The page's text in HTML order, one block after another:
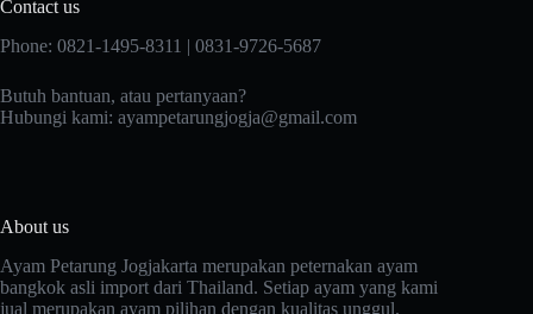
Contact us
Phone: 0821-1495-8311 | 0831-9726-5687
Butuh bantuan, atau pertanyaan?
Hubungi kami: ayampetarungjogja@gmail.com
About us
Ayam Petarung Jogjakarta merupakan peternakan ayam
bangkok asli import dari Thailand. Setiap ayam yang kami
jual merupakan ayam pilihan dengan kualitas unggul.